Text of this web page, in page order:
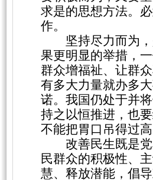
求是的思想方法。
作。
坚持尽力而为
果更明显的举措，
群众增福祉、让群
有多大力量就办多
诺。我国仍处于并
持之以恒推进，也
不能把胃口吊得过
改善民生既是
民群众的积极性、
慧、释放潜能，倡